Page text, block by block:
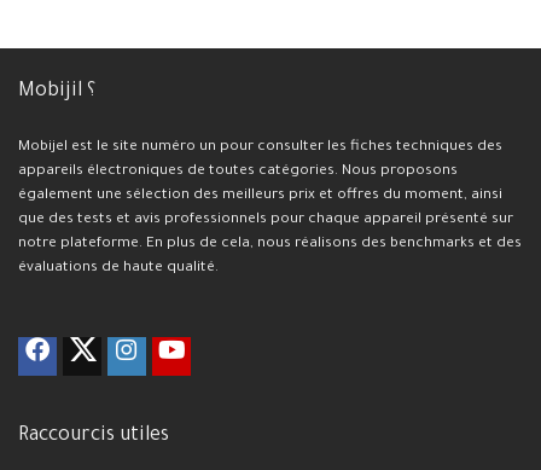
Mobijil ؟
Mobijel est le site numéro un pour consulter les fiches techniques des
appareils électroniques de toutes catégories. Nous proposons
également une sélection des meilleurs prix et offres du moment, ainsi
que des tests et avis professionnels pour chaque appareil présenté sur
notre plateforme. En plus de cela, nous réalisons des benchmarks et des
évaluations de haute qualité.
Raccourcis utiles